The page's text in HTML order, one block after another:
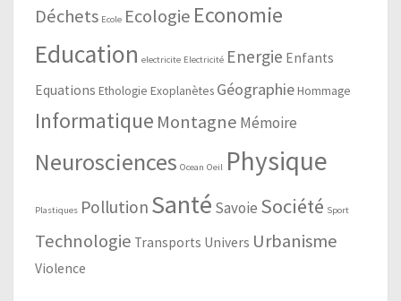
Déchets Ecole Ecologie Economie
Education electricite Electricité Energie Enfants
Equations Ethologie Exoplanètes GéographieHommage
Informatique Montagne Mémoire
Neurosciences Ocean Oeil Physique
Plastiques Pollution Santé Savoie Société Sport
Technologie Transports Univers Urbanisme
Violence